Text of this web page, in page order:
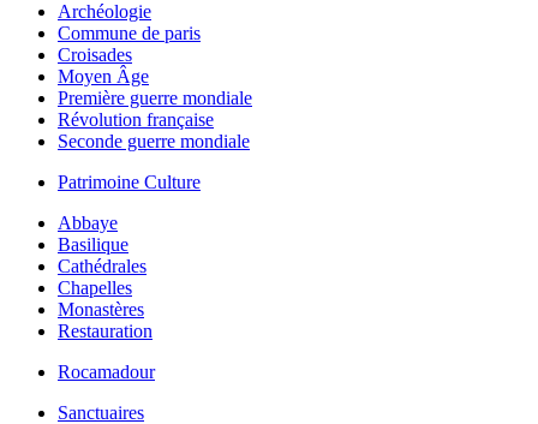
Archéologie
Commune de paris
Croisades
Moyen Âge
Première guerre mondiale
Révolution française
Seconde guerre mondiale
Patrimoine Culture
Abbaye
Basilique
Cathédrales
Chapelles
Monastères
Restauration
Rocamadour
Sanctuaires